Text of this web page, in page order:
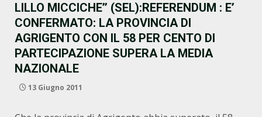
LILLO MICCICHE’’ (SEL):REFERENDUM : E’
CONFERMATO: LA PROVINCIA DI
AGRIGENTO CON IL 58 PER CENTO DI
PARTECIPAZIONE SUPERA LA MEDIA
NAZIONALE
13 Giugno 2011